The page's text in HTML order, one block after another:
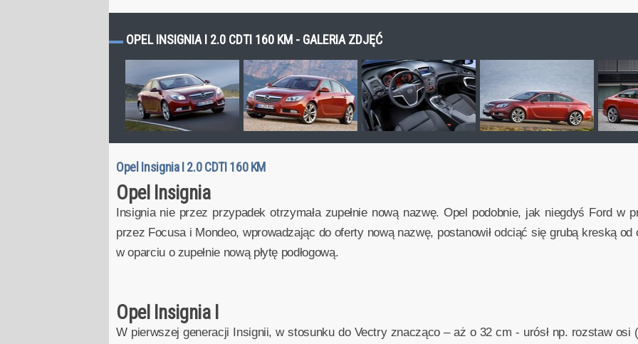
OPEL INSIGNIA I 2.0 CDTI 160 KM - GALERIA ZDJĘĆ
Opel Insignia I 2.0 CDTI 160 KM
Opel Insignia
Insignia nie przez przypadek otrzymała zupełnie nową nazwę. Opel podobnie, jak niegdyś Ford w
przez Focusa i Mondeo, wprowadzając do oferty nową nazwę, postanowił odciąć się grubą kreską od
w oparciu o zupełnie nową płytę podłogową.
Opel Insignia I
W pierwszej generacji Insignii, w stosunku do Vectry znacząco – aż o 32 cm - urósł np. rozstaw